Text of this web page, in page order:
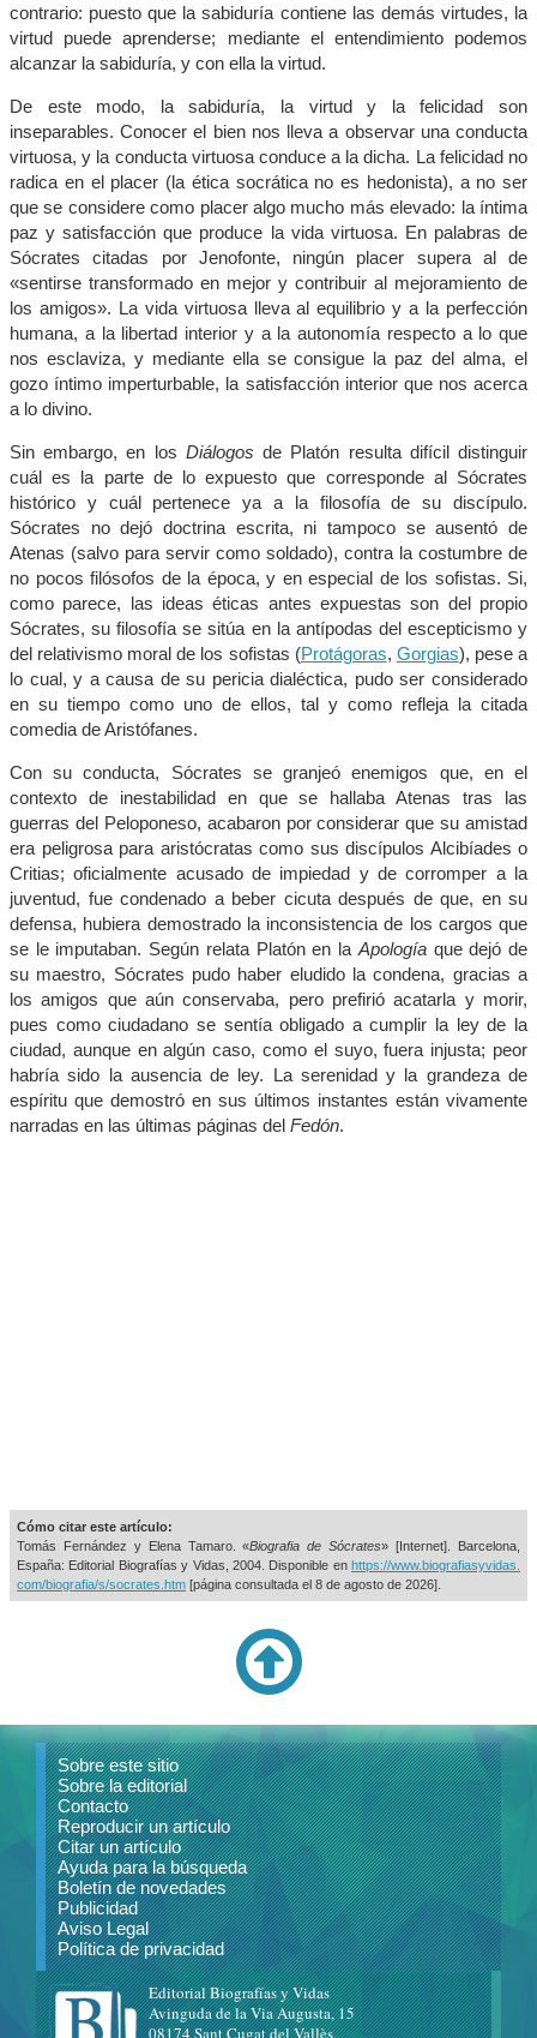
contrario: puesto que la sabiduría contiene las demás virtudes, la
virtud puede aprenderse; mediante el entendimiento podemos
alcanzar la sabiduría, y con ella la virtud.
De este modo, la sabiduría, la virtud y la felicidad son
inseparables. Conocer el bien nos lleva a observar una conducta
virtuosa, y la conducta virtuosa conduce a la dicha. La felicidad no
radica en el placer (la ética socrática no es hedonista), a no ser
que se considere como placer algo mucho más elevado: la íntima
paz y satisfacción que produce la vida virtuosa. En palabras de
Sócrates citadas por Jenofonte, ningún placer supera al de
«sentirse transformado en mejor y contribuir al mejoramiento de
los amigos». La vida virtuosa lleva al equilibrio y a la perfección
humana, a la libertad interior y a la autonomía respecto a lo que
nos esclaviza, y mediante ella se consigue la paz del alma, el
gozo íntimo imperturbable, la satisfacción interior que nos acerca
a lo divino.
Sin embargo, en los Diálogos de Platón resulta difícil distinguir
cuál es la parte de lo expuesto que corresponde al Sócrates
histórico y cuál pertenece ya a la filosofía de su discípulo.
Sócrates no dejó doctrina escrita, ni tampoco se ausentó de
Atenas (salvo para servir como soldado), contra la costumbre de
no pocos filósofos de la época, y en especial de los sofistas. Si,
como parece, las ideas éticas antes expuestas son del propio
Sócrates, su filosofía se sitúa en la antípodas del escepticismo y
del relativismo moral de los sofistas (Protágoras, Gorgias), pese a
lo cual, y a causa de su pericia dialéctica, pudo ser considerado
en su tiempo como uno de ellos, tal y como refleja la citada
comedia de Aristófanes.
Con su conducta, Sócrates se granjeó enemigos que, en el
contexto de inestabilidad en que se hallaba Atenas tras las
guerras del Peloponeso, acabaron por considerar que su amistad
era peligrosa para aristócratas como sus discípulos Alcibíades o
Critias; oficialmente acusado de impiedad y de corromper a la
juventud, fue condenado a beber cicuta después de que, en su
defensa, hubiera demostrado la inconsistencia de los cargos que
se le imputaban. Según relata Platón en laApologíaque dejó de
su maestro, Sócrates pudo haber eludido la condena, gracias a
los amigos que aún conservaba, pero prefirió acatarla y morir,
pues como ciudadano se sentía obligado a cumplir la ley de la
ciudad, aunque en algún caso, como el suyo, fuera injusta; peor
habría sido la ausencia de ley. La serenidad y la grandeza de
espíritu que demostró en sus últimos instantes están vivamente
narradas en las últimas páginas del Fedón.
Cómo citar este artículo:
Tomás Fernández y Elena Tamaro. «Biografia de Sócrates» [Internet]. Barcelona,
España: Editorial Biografías y Vidas, 2004. Disponible en https://www.biografiasyvidas.
com/biografia/s/socrates.htm [página consultada el 8 de agosto de 2026].
Sobre este sitio
Sobre la editorial
Contacto
Reproducir un artículo
Citar un artículo
Ayuda para la búsqueda
Boletín de novedades
Publicidad
Aviso Legal
Política de privacidad
Editorial Biografías y Vidas
Avinguda de la Via Augusta, 15